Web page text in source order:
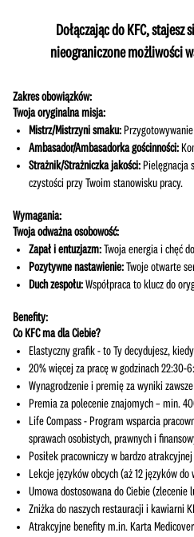
Dołączając do KFC, stajesz
nieograniczone możliwości
Zakres obowiązków:
Twoja oryginalna misja:
Mistrz/Mistrzyni smaku:
Ambasador/Ambasadorka gościnności:
Strażnik/Strażniczka jakości: Pielęgnacja
czystości przy Twoim stanowisku pracy.
Wymagania:
Twoja odważna osobowość:
Zapał i entuzjazm:Twoja energia i chęć
Pozytywne nastawienie:Twoje otwarte
Duch zespołu:Współpraca to klucz do
Benefity:
Co KFC ma dla Ciebie?
Elastyczny grafik - to Ty decydujesz,
20% więcej za pracę w godzinach 22:30-
Wynagrodzenie i premię za wyniki
Premia za polecenie znajomych – min.
Life Compass - Program wsparcia
sprawach osobistych, prawnych i
Posiłek pracowniczy w bardzo
Lekcje języków obcych (aż 12 języków do
Umowa dostosowana do Ciebie (zlecenie
Zniżka do naszych restauracji i kawiarni
Atrakcyjne benefity m.in. Karta